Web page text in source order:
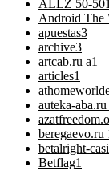
ALLZ 50-501
Android The
apuestas3
archive3
artcab.ru a1
articles1
auteka-
beregaevo.ru
betalright-
Betflag1